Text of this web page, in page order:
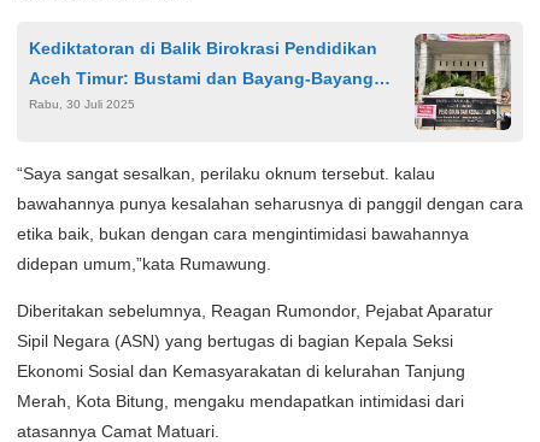
Kediktatoran di Balik Birokrasi Pendidikan
Aceh Timur: Bustami dan Bayang-Bayang
Nepotisme
Rabu, 30 Juli 2025
“Saya sangat sesalkan, perilaku oknum tersebut. kalau
bawahannya punya kesalahan seharusnya di panggil dengan cara
etika baik, bukan dengan cara mengintimidasi bawahannya
didepan umum,”kata Rumawung.
Diberitakan sebelumnya, Reagan Rumondor, Pejabat Aparatur
Sipil Negara (ASN) yang bertugas di bagian Kepala Seksi
Ekonomi Sosial dan Kemasyarakatan di kelurahan Tanjung
Merah, Kota Bitung, mengaku mendapatkan intimidasi dari
atasannya Camat Matuari.